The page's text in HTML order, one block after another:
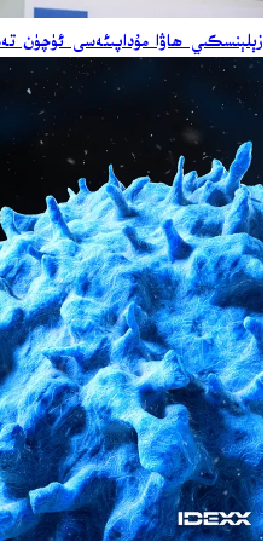
زېلېنسكىي ھاۋا مۇداپىئەسى ئۈچۈن